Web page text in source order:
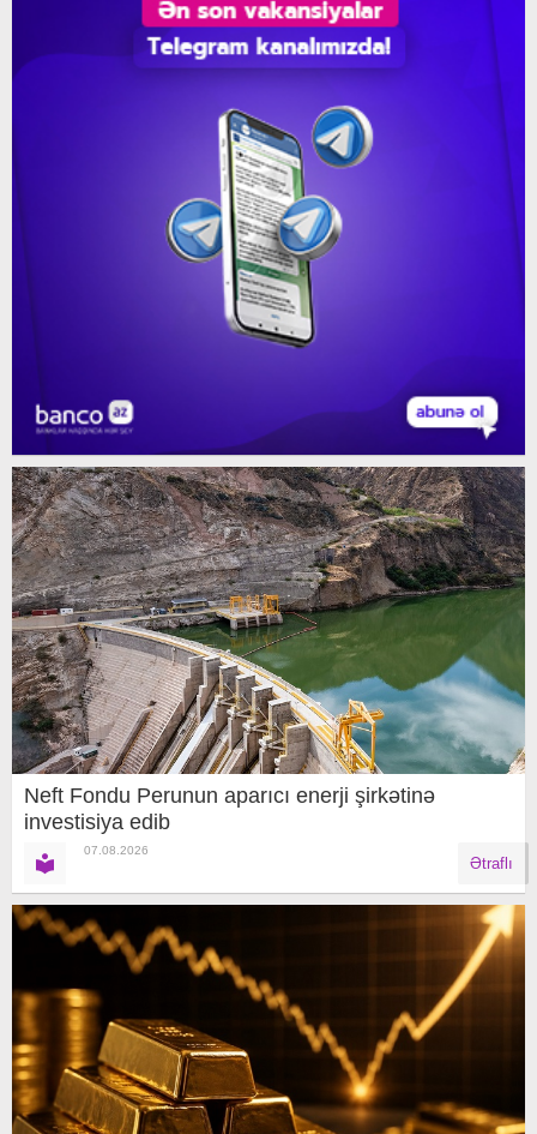
Neft Fondu Perunun aparıcı enerji şirkətinə
investisiya edib
07.08.2026
Ətraflı